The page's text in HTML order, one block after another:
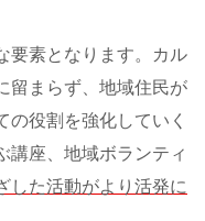
要素となります。カル
留まらず、地域住民が
役割を強化していく
講座、地域ボランティ
した活動がより活発に